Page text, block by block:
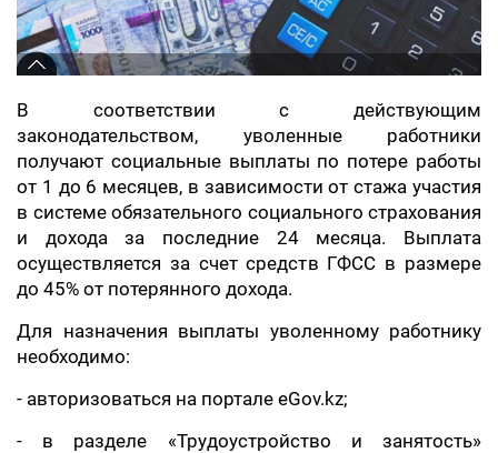
В соответствии с действующим
законодательством, уволенные работники
получают социальные выплаты по потере работы
от 1 до 6 месяцев, в зависимости от стажа участия
в системе обязательного социального страхования
и дохода за последние 24 месяца. Выплата
осуществляется за счет средств ГФСС в размере
до 45% от потерянного дохода.
Для назначения выплаты уволенному работнику
необходимо:
- авторизоваться на портале eGov.kz;
- в разделе «Трудоустройство и занятость»